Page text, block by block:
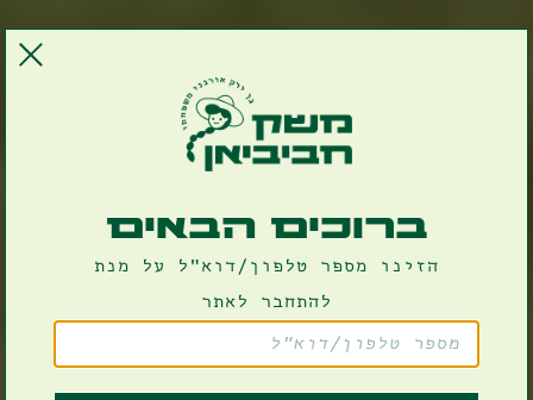
ברוכים הבאים
הזינו מספר טלפון/דוא"ל על מנת
להתחבר לאתר